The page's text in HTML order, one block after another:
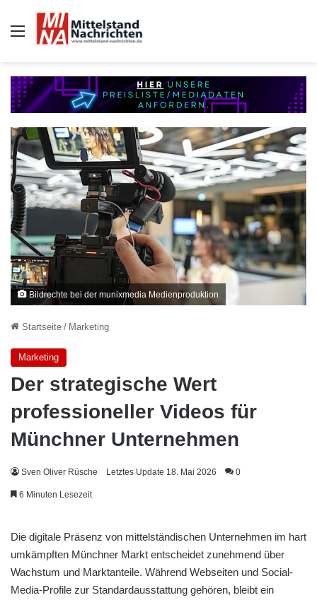
Auswahl
Bildrechte bei der munixmedia Medienproduktion
Startseite / Marketing
Marketing
Der strategische Wert
professioneller Videos für
Münchner Unternehmen
Sven Oliver Rüsche Letztes Update 18. Mai 2026 0
6 Minuten Lesezeit
Die digitale Präsenz von mittelständischen Unternehmen im hart
umkämpften Münchner Markt entscheidet zunehmend über
Wachstum und Marktanteile. Während Webseiten und Social-
Media-Profile zur Standardausstattung gehören, bleibt ein